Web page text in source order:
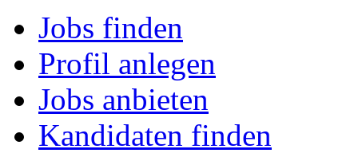
Jobs finden
Profil anlegen
Jobs anbieten
Kandidaten finden